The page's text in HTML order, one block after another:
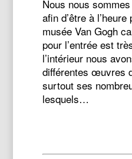
Nous nous
afin d’être à
musée Van Gogh
pour l’entrée est
l’intérieur nous
différentes œuvres
surtout ses
lesquels…